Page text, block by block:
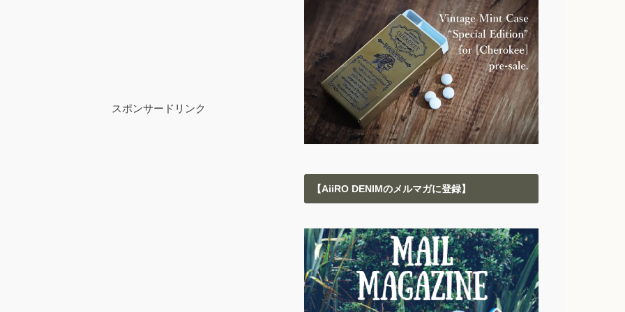
スポンサードリンク
【AiiRO DENIMのメルマガに登録】